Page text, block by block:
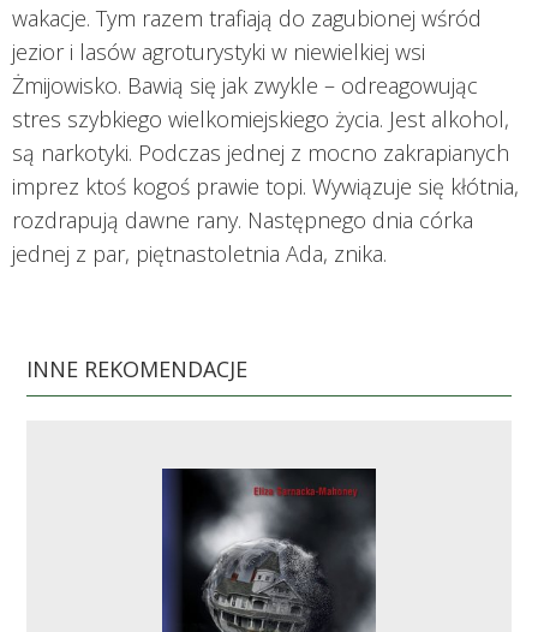
wakacje. Tym razem trafiają do zagubionej wśród
jezior i lasów agroturystyki w niewielkiej wsi
Żmijowisko. Bawią się jak zwykle – odreagowując
stres szybkiego wielkomiejskiego życia. Jest alkohol,
są narkotyki. Podczas jednej z mocno zakrapianych
imprez ktoś kogoś prawie topi. Wywiązuje się kłótnia,
rozdrapują dawne rany. Następnego dnia córka
jednej z par, piętnastoletnia Ada, znika.
INNE REKOMENDACJE